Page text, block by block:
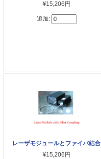
¥15,206円
追加:
レーザモジュールとファイバ結合
¥15,206円